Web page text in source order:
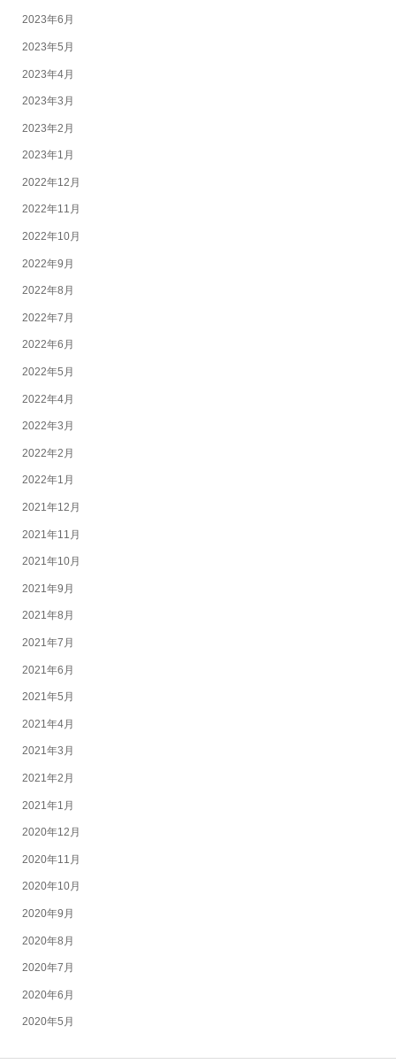
2023年6月
2023年5月
2023年4月
2023年3月
2023年2月
2023年1月
2022年12月
2022年11月
2022年10月
2022年9月
2022年8月
2022年7月
2022年6月
2022年5月
2022年4月
2022年3月
2022年2月
2022年1月
2021年12月
2021年11月
2021年10月
2021年9月
2021年8月
2021年7月
2021年6月
2021年5月
2021年4月
2021年3月
2021年2月
2021年1月
2020年12月
2020年11月
2020年10月
2020年9月
2020年8月
2020年7月
2020年6月
2020年5月